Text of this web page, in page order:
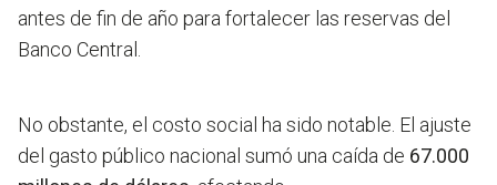
antes de fin de año para fortalecer las reservas del
Banco Central.
No obstante, el costo social ha sido notable. El ajuste
del gasto público nacional sumó una caída de 67.000